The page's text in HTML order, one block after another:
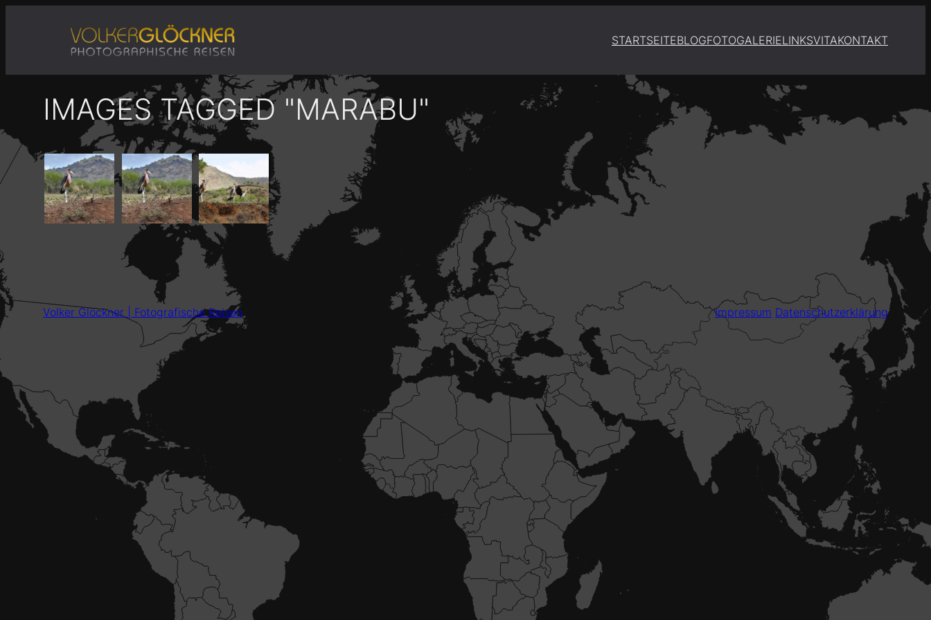
STARTSEITEBLOGFOTOGALERIELINKSVITAKONTAKT
IMAGES TAGGED "MARABU"
Volker Glöckner | Fotografische Reisen Impressum Datenschutzerklärung